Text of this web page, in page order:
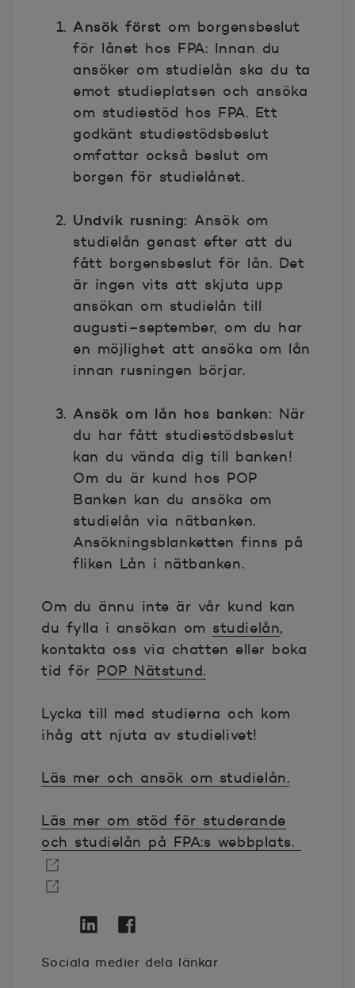
Ansök först om borgensbeslut
för lånet hos FPA: Innan du
ansöker om studielån ska du ta
emot studieplatsen och ansöka
om studiestöd hos FPA. Ett
godkänt studiestödsbeslut
omfattar också beslut om
borgen för studielånet.
Undvik rusning:Ansök om
studielån genast efter att du
fått borgensbeslut för lån. Det
är ingen vits att skjuta upp
ansökan om studielån till
augusti–september, om du har
en möjlighet att ansöka om lån
innan rusningen börjar.
Ansök om lån hos banken: När
du har fått studiestödsbeslut
kan du vända dig till banken!
Om du är kund hos POP
Banken kan du ansöka om
studielån via nätbanken.
Ansökningsblanketten finns på
fliken Lån i nätbanken.
Om du ännu inte är vår kund kan
du fylla i ansökan om studielån,
kontakta oss via chatten eller boka
tid för POP Nätstund.
Lycka till med studierna och kom
ihåg att njuta av studielivet!
Läs mer och ansök om studielån.
Läs mer om stöd för studerande
och studielån på FPA:s webbplats.
Öppnas i nytt fönster
Öppnas i nytt fönster
Sociala medier dela länkar